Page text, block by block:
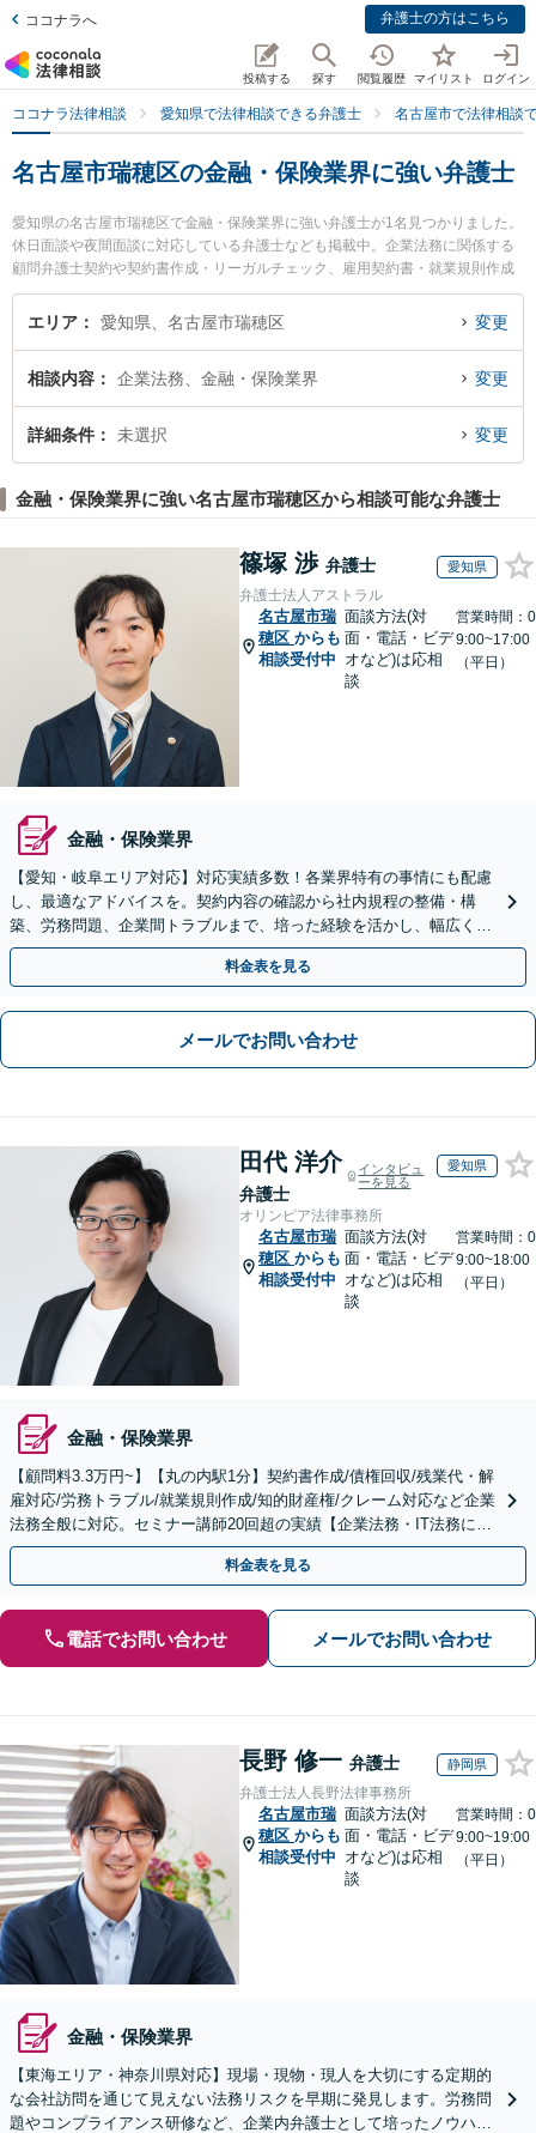
ココナラへ 弁護士の方はこちら
投稿する 探す 閲覧履歴 マイリスト ログイン
ココナラ法律相談 愛知県で法律相談できる弁護士 名古屋市で法律相談
名古屋市瑞穂区の金融・保険業界に強い弁護士
愛知県の名古屋市瑞穂区で金融・保険業界に強い弁護士が1名見つかりました。
休日面談や夜間面談に対応している弁護士なども掲載中。企業法務に関係する
顧問弁護士契約や契約書作成・リーガルチェック、雇用契約書・就業規則作成
等の細かな分野での絞り込み検索もでき便利です。特に名古屋みずほ法律事務
所の田本 伸雄弁護士のプロフィール情報や弁護士費用、強みなどが注目されて
な近くの弁護士を検索したい』『初回相談無料で金融・保険業界を法律相談で
きる名古屋市瑞穂区内の弁護士に相談予約したい』などでお困りの相談者さん
におすすめです。
エリア 愛知県、名古屋市瑞穂区 変更
相談内容 企業法務、金融・保険業界 変更
詳細条件 未選択 変更
金融・保険業界に強い名古屋市瑞穂区から相談可能な弁護士
篠塚 渉 弁護士 愛知県
弁護士法人アストラル
名古屋市瑞
穂区 からも
相談受付中
面談方法(対
面・電話・ビデ
オなど)は応相
談
営業時間：0
9:00~17:00
（平日）
金融・保険業界
【愛知・岐阜エリア対応】対応実績多数！各業界特有の事情にも配慮
し、最適なアドバイスを。契約内容の確認から社内規程の整備・構
築、労務問題、企業間トラブルまで、培った経験を活かし、幅広く対
応いたします【オンライン面談OK（顧問締結後）】
料金表を見る
メールでお問い合わせ
田代 洋介
弁護士
インタビュ
ーを見る
愛知県
オリンピア法律事務所
名古屋市瑞
穂区 からも
相談受付中
面談方法(対
面・電話・ビデ
オなど)は応相
談
営業時間：0
9:00~18:00
（平日）
金融・保険業界
【顧問料3.3万円~】【丸の内駅1分】契約書作成/債権回収/残業代・解
雇対応/労務トラブル/就業規則作成/知的財産権/クレーム対応など企業
法務全般に対応。セミナー講師20回超の実績【企業法務・IT法務に精
通】
料金表を見る
電話でお問い合わせ メールでお問い合わせ
長野 修一 弁護士 静岡県
弁護士法人長野法律事務所
名古屋市瑞
穂区 からも
相談受付中
面談方法(対
面・電話・ビデ
オなど)は応相
談
営業時間：0
9:00~19:00
（平日）
金融・保険業界
【東海エリア・神奈川県対応】現場・現物・現人を大切にする定期的
な会社訪問を通じて見えない法務リスクを早期に発見します。労務問
題やコンプライアンス研修など、企業内弁護士として培ったノウハウ